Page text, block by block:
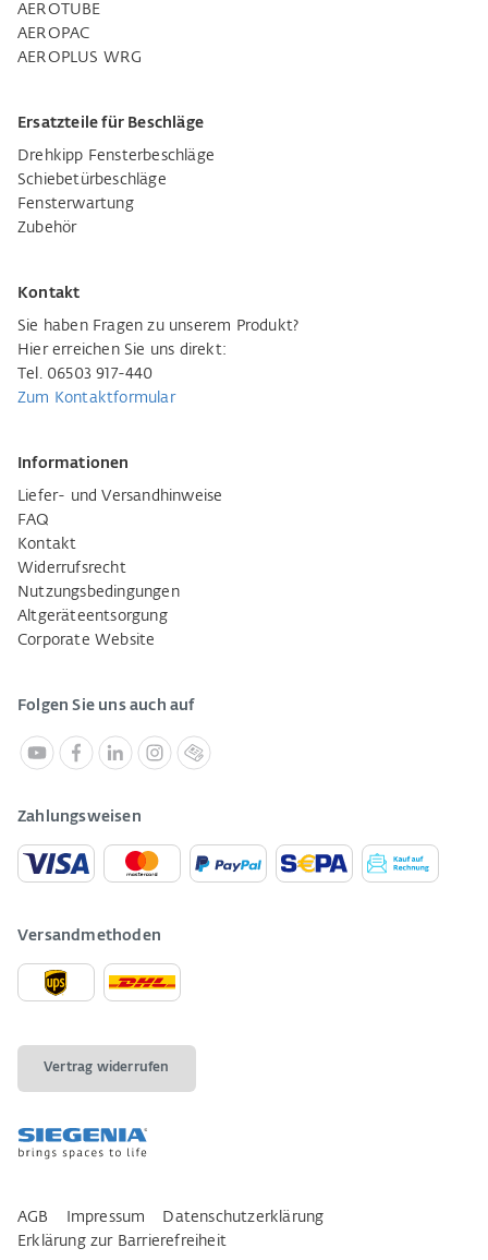
AEROTUBE
AEROPAC
AEROPLUS WRG
Ersatzteile für Beschläge
Drehkipp Fensterbeschläge
Schiebetürbeschläge
Fensterwartung
Zubehör
Kontakt
Sie haben Fragen zu unserem Produkt?
Hier erreichen Sie uns direkt:
Tel. 06503 917-440
Zum Kontaktformular
Informationen
Liefer- und Versandhinweise
FAQ
Kontakt
Widerrufsrecht
Nutzungsbedingungen
Altgeräteentsorgung
Corporate Website
Folgen Sie uns auch auf
Zahlungsweisen
Versandmethoden
Vertrag widerrufen
AGB Impressum
Datenschutzerklärung
Erklärung zur Barrierefreiheit